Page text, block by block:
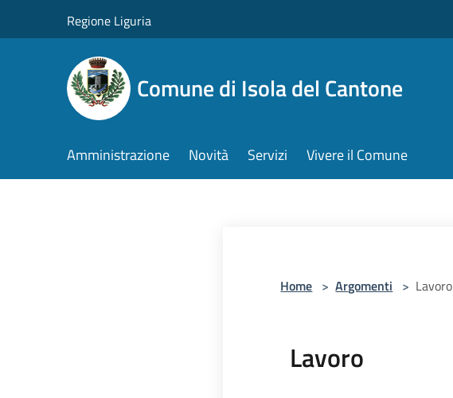
Regione Liguria
Comune di Isola del Cantone
Amministrazione Novità Servizi Vivere il Comune
Home > Argomenti > Lavoro
Lavoro